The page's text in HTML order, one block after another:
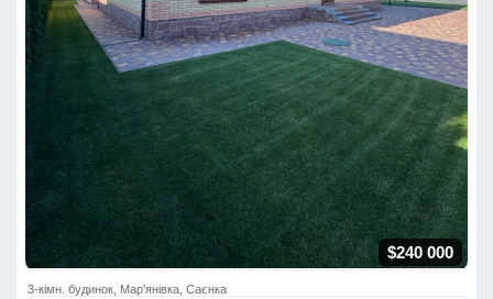
$240 000
3-кімн. будинок, Мар'янівка, Саєнка